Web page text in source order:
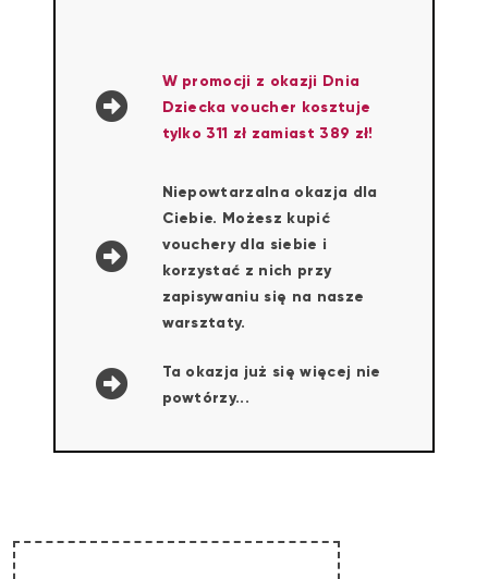
W promocji z okazji Dnia
Dziecka voucher kosztuje
tylko 311 zł zamiast 389 zł!
Niepowtarzalna okazja dla
Ciebie. Możesz kupić
vouchery dla siebie i
korzystać z nich przy
zapisywaniu się na nasze
warsztaty.
Ta okazja już się więcej nie
powtórzy...